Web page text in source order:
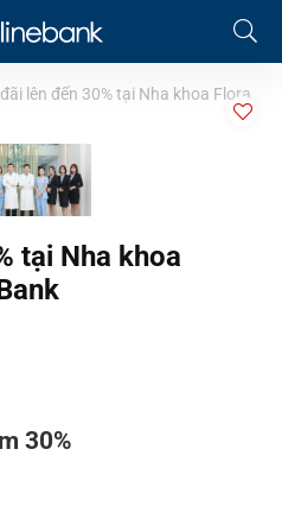
lên đến 30% tại Nha khoa Flora
tại Nha khoa
30%